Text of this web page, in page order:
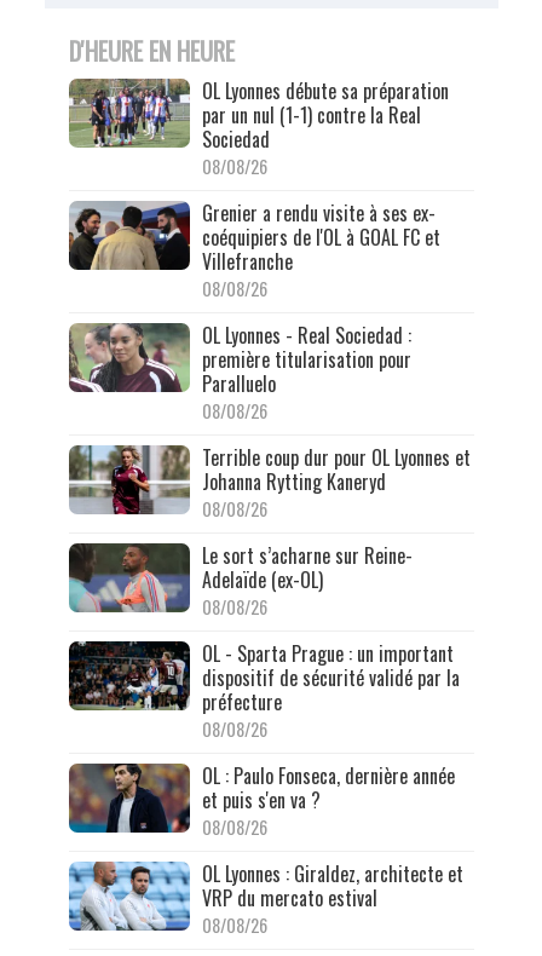
D'HEURE EN HEURE
OL Lyonnes débute sa préparation
par un nul (1-1) contre la Real
Sociedad
08/08/26
Grenier a rendu visite à ses ex-
coéquipiers de l'OL à GOAL FC et
Villefranche
08/08/26
OL Lyonnes - Real Sociedad :
première titularisation pour
Paralluelo
08/08/26
Terrible coup dur pour OL Lyonnes et
Johanna Rytting Kaneryd
08/08/26
Le sort s’acharne sur Reine-
Adelaïde (ex-OL)
08/08/26
OL - Sparta Prague : un important
dispositif de sécurité validé par la
préfecture
08/08/26
OL : Paulo Fonseca, dernière année
et puis s'en va ?
08/08/26
OL Lyonnes : Giraldez, architecte et
VRP du mercato estival
08/08/26